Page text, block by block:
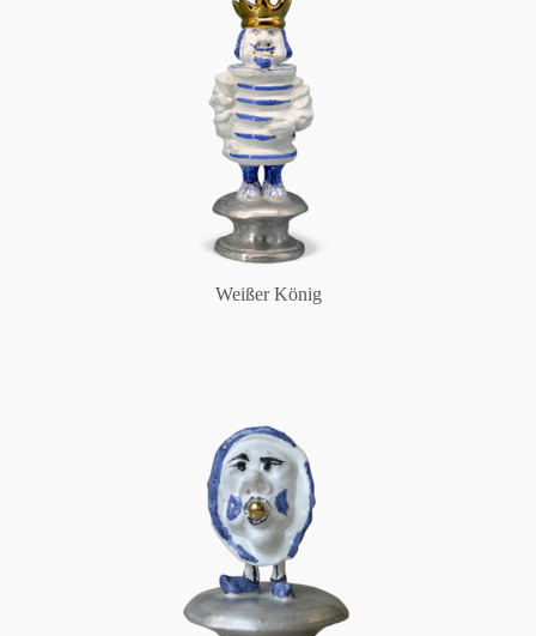
Weißer König